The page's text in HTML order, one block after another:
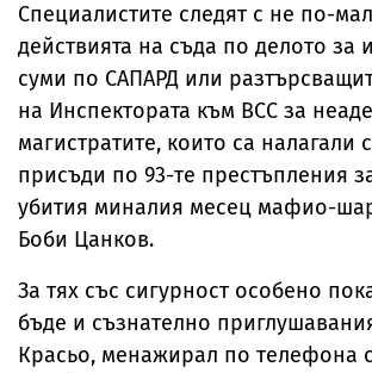
Специалистите следят с не по-
действията на съда по делото за
суми по САПАРД или
на Инспектората към ВСС за
магистратите, които са налагали
присъди по 93-те престъпления
убития миналия месец мафио-
Боби Цанков.
За тях със сигурност особено
бъде и съзнателно
Красьо, менажирал по телефона